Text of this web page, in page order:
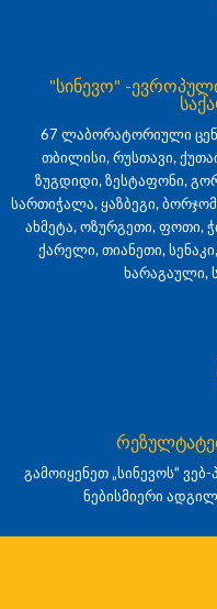
"სინევო" -
67 ლაბორატორიული
თბილისი, რუსთავი,
ზუგდიდი, ზესტაფონი,
სართიჭალა, ყაზბეგი,
ახმეტა, ოზურგეთი, ფოთი,
ქარელი, თიანეთი,
ხარაგაული,
გამოიყენეთ „სინევოს“
ნებისმიერი